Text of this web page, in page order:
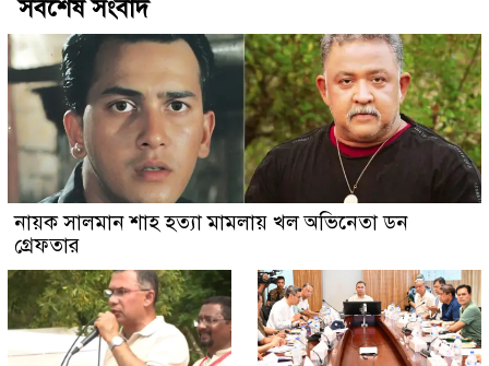
সর্বশেষ সংবাদ
নায়ক সালমান শাহ হত্যা মামলায় খল অভিনেতা ডন
গ্রেফতার